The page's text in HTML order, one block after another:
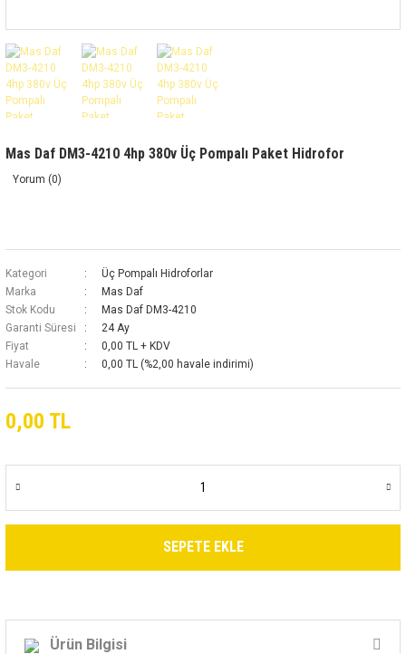
Mas Daf DM3-4210 4hp 380v Üç Pompalı Paket Hidrofor
Yorum (0)
Kategori
Üç Pompalı Hidroforlar
Marka
Mas Daf
Stok Kodu
Mas Daf DM3-4210
Garanti Süresi
24 Ay
Fiyat
0,00 TL + KDV
Havale
0,00 TL (%2,00 havale indirimi)
0,00 TL
SEPETE EKLE
Ürün Bilgisi